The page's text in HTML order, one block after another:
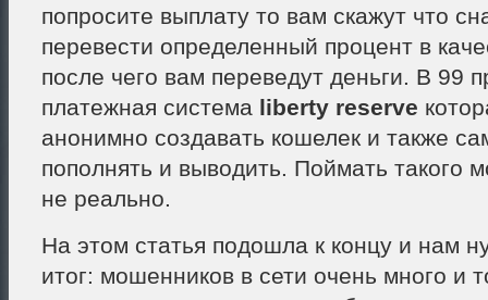
попросите выплату то вам скажут что
перевести определенный процент в
после чего вам переведут деньги. В 99
платежная система liberty reserve
анонимно создавать кошелек и также
пополнять и выводить. Поймать такого
не реально.
На этом статья подошла к концу и нам
итог: мошенников в сети очень много и